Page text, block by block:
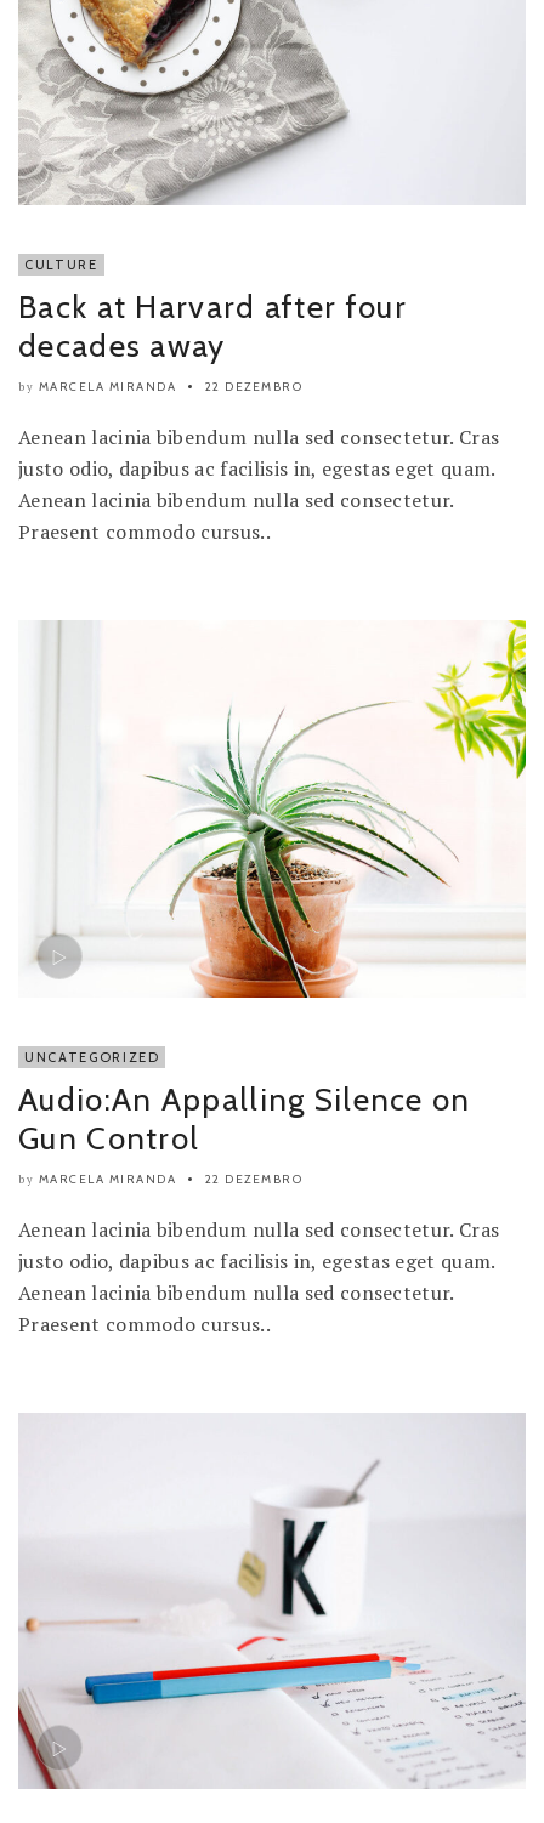
CULTURE
Back at Harvard after four
decades away
by MARCELA MIRANDA 22 DEZEMBRO
Aenean lacinia bibendum nulla sed consectetur. Cras
justo odio, dapibus ac facilisis in, egestas eget quam.
Aenean lacinia bibendum nulla sed consectetur.
Praesent commodo cursus..
UNCATEGORIZED
Audio:An Appalling Silence on
Gun Control
by MARCELA MIRANDA 22 DEZEMBRO
Aenean lacinia bibendum nulla sed consectetur. Cras
justo odio, dapibus ac facilisis in, egestas eget quam.
Aenean lacinia bibendum nulla sed consectetur.
Praesent commodo cursus..